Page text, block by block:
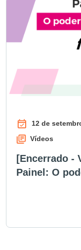
12 de
Vídeos
[Encerrado -
Painel: O